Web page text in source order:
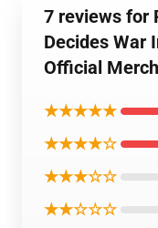
7 reviews for
Decides War
Official Merch
★★★★★
★★★★☆
★★★☆☆
★★☆☆☆